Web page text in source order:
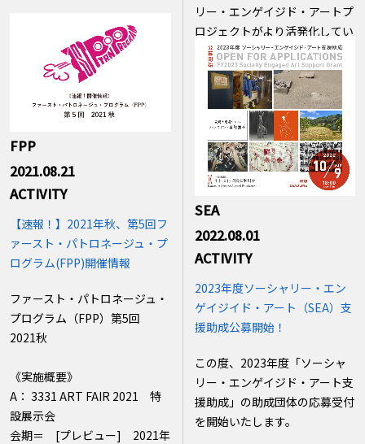
FPP
2021.08.21
ACTIVITY
【速報！】2021年秋、第5回フ
ァースト・パトロネージュ・プ
ログラム(FPP)開催情報
ファースト・パトロネージュ・
プログラム（FPP）第5回
2021秋
《実施概要》
A： 3331 ART FAIR 2021 特
設展示会
会期＝ [プレビュー] 2021年
リー・エンゲイジド・アートプ
ロジェクトがより活発化してい
くことを願います。
SEA
2022.08.01
ACTIVITY
2023年度ソーシャリー・エン
ゲイジイド・アート（SEA）支
援助成公募開始！
この度、2023年度「ソーシャ
リー・エンゲイジド・アート支
援助成」の助成団体の応募受付
を開始いたします。